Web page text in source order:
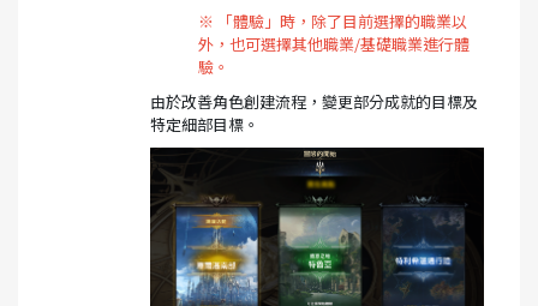
※ 「體驗」時，除了目前選擇的職業以
外，也可選擇其他職業/基礎職業進行體
驗。
由於改善角色創建流程，變更部分成就的目標及
特定細部目標。